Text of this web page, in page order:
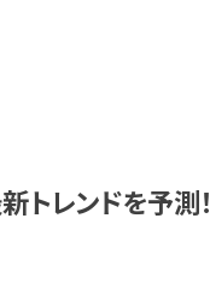
トレンドを予測！